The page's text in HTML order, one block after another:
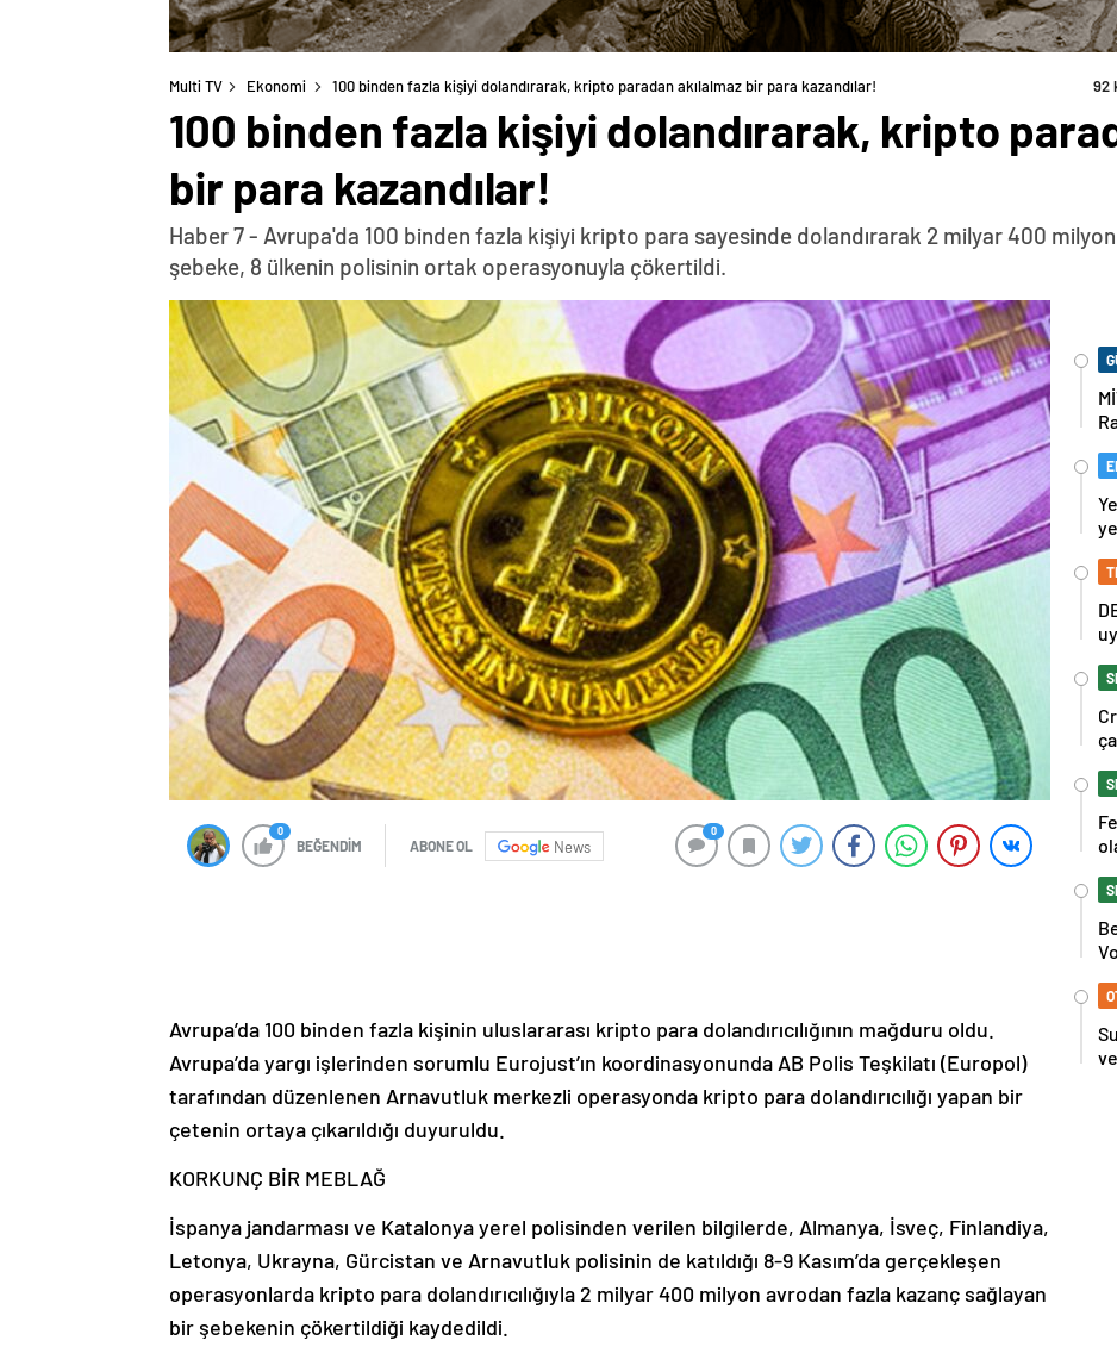
Multi TV Ekonomi 100 binden fazla kişiyi dolandırarak, kripto paradan akılalmaz bir para kazandılar! 92
100 binden fazla kişiyi dolandırarak, kripto
bir para kazandılar!
Haber 7 - Avrupa'da 100 binden fazla kişiyi kripto para sayesinde dolandırarak 2 milyar 400
şebeke, 8 ülkenin polisinin ortak operasyonuyla çökertildi.
0
BEĞENDİM ABONE OL News
0
Avrupa’da 100 binden fazla kişinin uluslararası kripto para dolandırıcılığının mağduru oldu.
Avrupa’da yargı işlerinden sorumlu Eurojust’ın koordinasyonunda AB Polis Teşkilatı (Europol)
tarafından düzenlenen Arnavutluk merkezli operasyonda kripto para dolandırıcılığı yapan bir
çetenin ortaya çıkarıldığı duyuruldu.
KORKUNÇ BİR MEBLAĞ
İspanya jandarması ve Katalonya yerel polisinden verilen bilgilerde, Almanya, İsveç, Finlandiya,
Letonya, Ukrayna, Gürcistan ve Arnavutluk polisinin de katıldığı 8-9 Kasım’da gerçekleşen
operasyonlarda kripto para dolandırıcılığıyla 2 milyar 400 milyon avrodan fazla kazanç sağlayan
bir şebekenin çökertildiği kaydedildi.